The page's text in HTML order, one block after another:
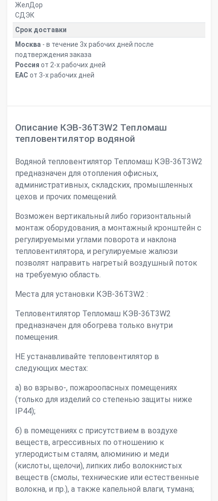
ЖелДор
СДЭК
Срок доставки
Москва - в течение 3х рабочих дней после
подтверждения заказа
Россия от 2-х рабочих дней
ЕАС от 3-х рабочих дней
Описание КЭВ-36Т3W2 Тепломаш
тепловентилятор водяной
Водяной тепловентилятор Тепломаш КЭВ-36Т3W2
предназначен для отопления офисных,
административных, складских, промышленных
цехов и прочих помещений.
Возможен вертикальный либо горизонтальный
монтаж оборудования, а монтажный кронштейн с
регулируемыми углами поворота и наклона
тепловентилятора, и регулируемые жалюзи
позволят направить нагретый воздушный поток
на требуемую область.
Места для установки КЭВ-36Т3W2 :
Тепловентилятор Тепломаш КЭВ-36Т3W2
предназначен для обогрева только внутри
помещения.
НЕ устанавливайте тепловентилятор в
следующих местах:
а) во взрыво-, пожароопасных помещениях
(только для изделий со степенью защиты ниже
IP44);
б) в помещениях с присутствием в воздухе
веществ, агрессивных по отношению к
углеродистым сталям, алюминию и меди
(кислоты, щелочи), липких либо волокнистых
веществ (смолы, технические или естественные
волокна, и пр.), а также капельной влаги, тумана;